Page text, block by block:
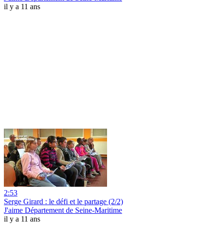
il y a 11 ans
2:53
Serge Girard : le défi et le partage (2/2)
J'aime Département de Seine-Maritime
il y a 11 ans